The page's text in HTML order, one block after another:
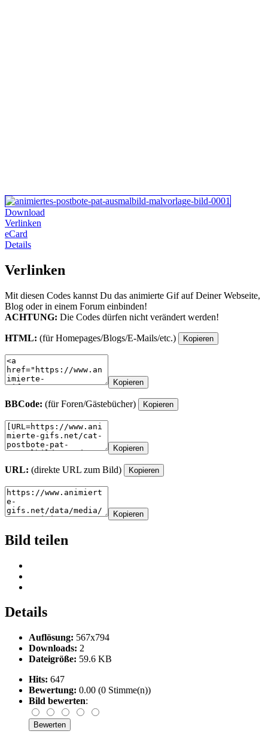
Download
Verlinken
eCard
Details
Verlinken
Mit diesen Codes kannst Du das animierte Gif auf Deiner Webseite,
Blog oder in einem Forum einbinden!
ACHTUNG: Die Codes dürfen nicht verändert werden!
HTML: (für Homepages/Blogs/E-Mails/etc.) Kopieren
Kopieren
BBCode: (für Foren/Gästebücher) Kopieren
Kopieren
URL: (direkte URL zum Bild) Kopieren
Kopieren
Bild teilen
Details
Auflösung: 567x794
Downloads: 2
Dateigröße: 59.6 KB
Hits: 647
Bewertung: 0.00 (0 Stimme(n))
Bild bewerten: